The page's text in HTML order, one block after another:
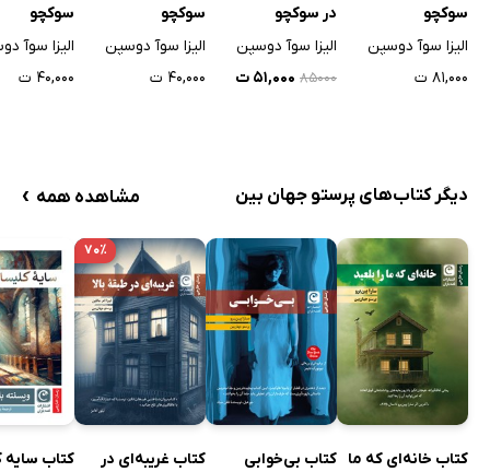
سوکچو
الیزا سوآ دوسپن
۸۱,۰۰۰ ت
در سوکچو
الیزا سوآ دوسپن
۸۵۰۰۰ ۵۱,۰۰۰ ت
سوکچو
الیزا سوآ دوسپن
۴۰,۰۰۰ ت
سوکچو
الیزا سوآ
۴۰,۰۰۰ ت
دیگر کتاب‌های پرستو جهان بین مشاهده همه ›
کتاب خانه‌ای که ما کتاب بی‌خوابی
۷۰٪
کتاب غریبه‌ای در
کتاب سایه